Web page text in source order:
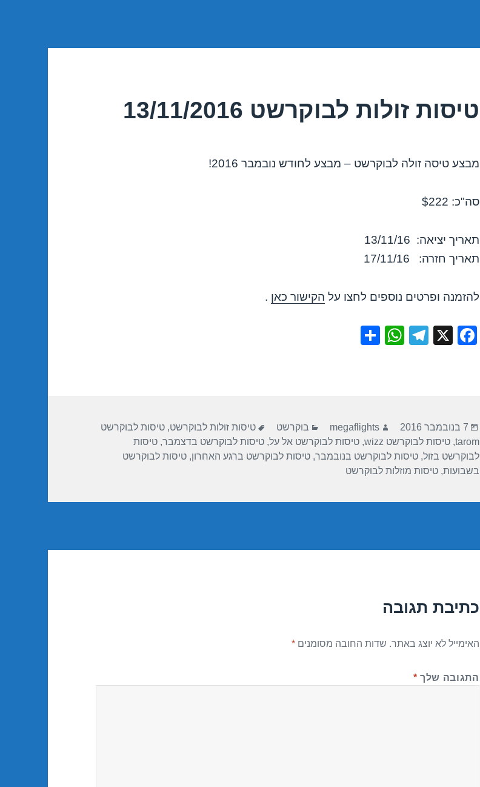
טיסות זולות לבוקרשט 13/11/2016
מבצע טיסה זולה לבוקרשט – מבצע לחודש נובמבר 2016!
סה"כ: $222
תאריך יציאה: 13/11/16
תאריך חזרה: 17/11/16
להזמנה ופרטים נוספים לחצו על הקישור כאן .
F
o
o
k
X
T
m
W
p
p
פורסם
בתאריך
7 בנובמבר 2016 מחבר
megaflights קטגוריות
בוקרשט תגיות
טיסות זולות לבוקרשט,טיסות לבוקרשט
tarom
,טיסות לבוקרשט wizz ,טיסות לבוקרשט אל על,טיסות לבוקרשט בדצמבר,טיסות
לבוקרשט בזול,טיסות לבוקרשט בנובמבר,טיסות לבוקרשט ברגע האחרון,טיסות לבוקרשט
בשבועות,טיסות מוזלות לבוקרשט
כתיבת תגובה
האימייל לא יוצג באתר. שדות החובה מסומנים*
התגובה שלך *